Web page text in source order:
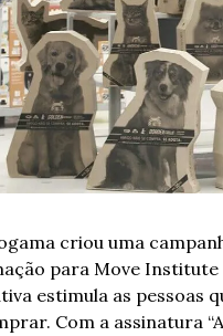
criou uma
para Move
estimula as pessoas
Com a assinatura